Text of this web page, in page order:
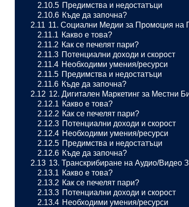
2.10.5 Предимства и недостатъци
2.10.6 Къде да започна?
2.11 11. Социални Медии за Промоция на
2.11.1 Какво е това?
2.11.2 Как се печелят пари?
2.11.3 Потенциални доходи и скорост
2.11.4 Необходими умения/ресурси
2.11.5 Предимства и недостатъци
2.11.6 Къде да започна?
2.12 12. Дигитален Маркетинг за Местни
2.12.1 Какво е това?
2.12.2 Как се печелят пари?
2.12.3 Потенциални доходи и скорост
2.12.4 Необходими умения/ресурси
2.12.5 Предимства и недостатъци
2.12.6 Къде да започна?
2.13 13. Транскрибиране на Аудио/Видео
2.13.1 Какво е това?
2.13.2 Как се печелят пари?
2.13.3 Потенциални доходи и скорост
2.13.4 Необходими умения/ресурси